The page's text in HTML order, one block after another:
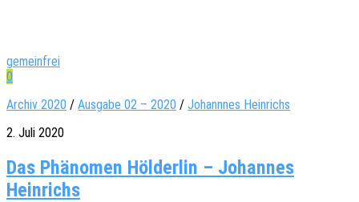
gemeinfrei
0
Archiv 2020 / Ausgabe 02 – 2020 / Johannnes Heinrichs
2. Juli 2020
Das Phänomen Hölderlin – Johannes
Heinrichs